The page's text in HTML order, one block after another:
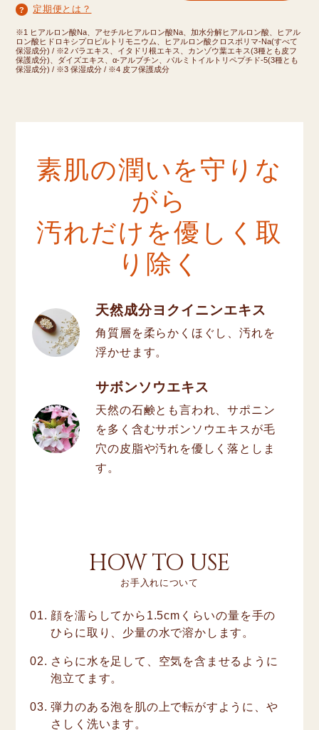
? 定期便とは？
※1 ヒアルロン酸Na、アセチルヒアルロン酸Na、加水分解ヒアルロン酸、ヒアル
ロン酸ヒドロキシプロピルトリモニウム、ヒアルロン酸クロスポリマ-Na(すべて
保湿成分) / ※2 バラエキス、イタドリ根エキス、カンゾウ葉エキス(3種とも皮フ
保護成分)、ダイズエキス、α-アルブチン、パルミトイルトリペプチド-5(3種とも
保湿成分) / ※3 保湿成分 / ※4 皮フ保護成分
素肌の潤いを守りな
がら
汚れだけを優しく取
り除く
天然成分ヨクイニンエキス
角質層を柔らかくほぐし、汚れを
浮かせます。
サボンソウエキス
天然の石鹸とも言われ、サポニン
を多く含むサボンソウエキスが毛
穴の皮脂や汚れを優しく落としま
す。
HOW TO USE
お手入れについて
顔を濡らしてから1.5cmくらいの量を手の
ひらに取り、少量の水で溶かします。
さらに水を足して、空気を含ませるように
泡立てます。
弾力のある泡を肌の上で転がすように、や
さしく洗います。